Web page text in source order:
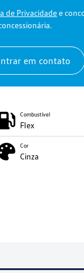
de Privacidadee
em contato
Combustível
Flex
Cor
Cinza